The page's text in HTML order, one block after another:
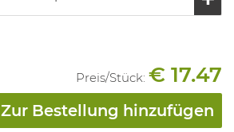
Preis/Stück: € 17.47
Zur Bestellung hinzufügen